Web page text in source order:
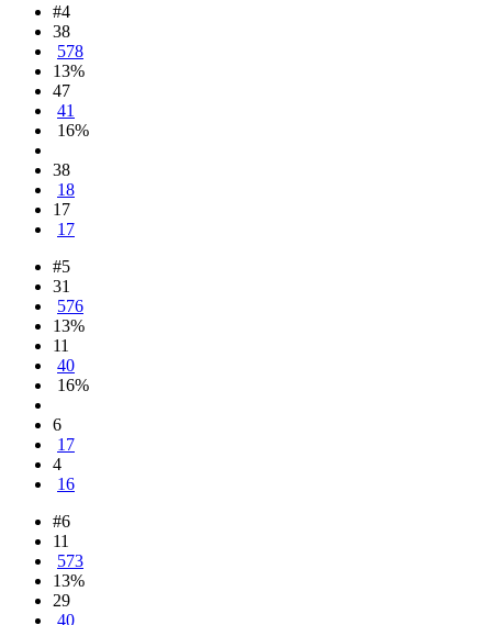
#4
38
578
13%
47
41
16%
38
18
17
17
#5
31
576
13%
11
40
16%
6
17
4
16
#6
11
573
13%
29
40